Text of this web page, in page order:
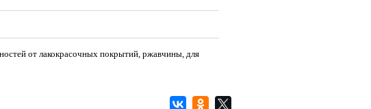
от лакокрасочных покрытий, ржавчины, для